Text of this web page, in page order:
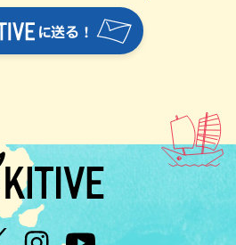
に送る！